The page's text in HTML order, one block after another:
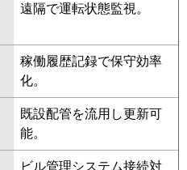
遠隔で運転状態監視。
稼働履歴記録で保守効率
化。
既設配管を流用し更新可
能。
ビル管理システム接続対